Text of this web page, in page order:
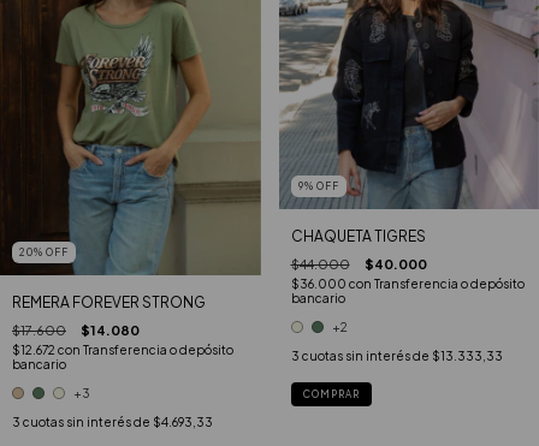
20% OFF
REMERA FOREVER STRONG
$17.600 $14.080
$12.672 con Transferencia o depósito
bancario
+3
3 cuotas sin interés de $4.693,33
9% OFF
CHAQUETA TIGRES
$44.000 $40.000
$36.000 con Transferencia o depósito
bancario
+2
3 cuotas sin interés de $13.333,33
COMPRAR